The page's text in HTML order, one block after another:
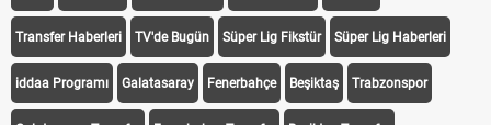
Transfer Haberleri TV'de Bugün Süper Lig Fikstür Süper Lig Haberleri
iddaa Programı Galatasaray Fenerbahçe Beşiktaş Trabzonspor